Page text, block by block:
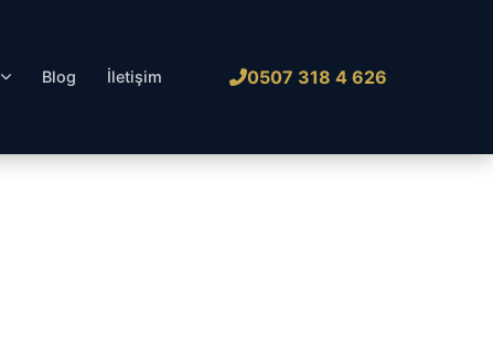
Blog İletişim 0507 318 4 626